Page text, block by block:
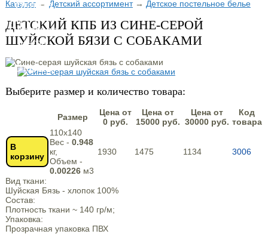
Каталог→ Детский ассортимент→ Детское постельное белье
ДЕТСКИЙ КПБ ИЗ СИНЕ-СЕРОЙ
ШУЙСКОЙ БЯЗИ С СОБАКАМИ
Выберите размер и количество товара:
Размер
Цена от
0 руб.
Цена от
15000 руб.
Цена от
30000 руб.
Код
товара
В
корзину
110х140
Вес - 0.948
кг,
Объем -
0.00226м3
1930 1475 1134 3006
Вид ткани:
Шуйская Бязь - хлопок 100%
Состав:
Плотность ткани ~ 140 гр/м;
Упаковка:
Прозрачная упаковка ПВХ
Оплата
Доставка
Полезная
инфа
Магазины
Отзывы